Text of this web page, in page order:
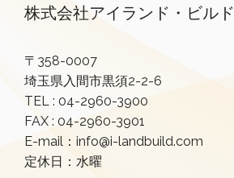
株式会社アイランド・ビルド
〒358-0007
埼玉県入間市黒須2-2-6
TEL : 04-2960-3900
FAX : 04-2960-3901
E-mail：info@i-landbuild.com
定休日：水曜